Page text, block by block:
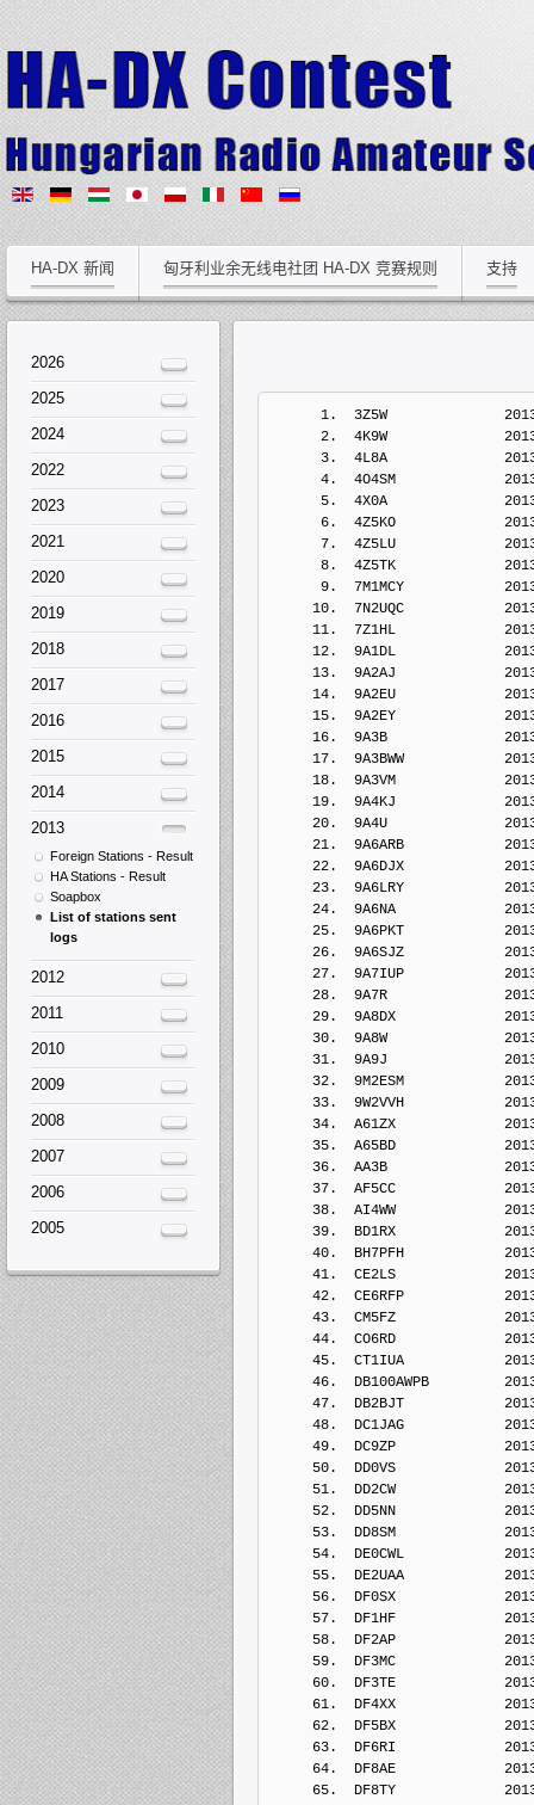
HA-DX 新闻 匈牙利业余无线电社团 HA-DX 竞赛规则 支持
1.  3Z5W
2.  4K9W
3.  4L8A
4.  4O4SM
5.  4X0A
6.  4Z5KO
7.  4Z5LU
8.  4Z5TK
9.  7M1MCY
10.  7N2UQC
11.  7Z1HL
12.  9A1DL
13.  9A2AJ
14.  9A2EU
15.  9A2EY
16.  9A3B
17.  9A3BWW
18.  9A3VM
19.  9A4KJ
20.  9A4U
21.  9A6ARB
22.  9A6DJX
23.  9A6LRY
24.  9A6NA
25.  9A6PKT
26.  9A6SJZ
27.  9A7IUP
28.  9A7R
29.  9A8DX
30.  9A8W
31.  9A9J
32.  9M2ESM
33.  9W2VVH
34.  A61ZX
35.  A65BD
36.  AA3B
37.  AF5CC
38.  AI4WW
39.  BD1RX
40.  BH7PFH
41.  CE2LS
42.  CE6RFP
43.  CM5FZ
44.  CO6RD
45.  CT1IUA
46.  DB100AWPB
47.  DB2BJT
48.  DC1JAG
49.  DC9ZP
50.  DD0VS
51.  DD2CW
52.  DD5NN
53.  DD8SM
54.  DE0CWL
55.  DE2UAA
56.  DF0SX
57.  DF1HF
58.  DF2AP
59.  DF3MC
60.  DF3TE
61.  DF4XX
62.  DF5BX
63.  DF6RI
64.  DF8AE
65.  DF8TY
2026
2025
2024
2022
2023
2021
2020
2019
2018
2017
2016
2015
2014
2013
Foreign Stations - Result
HA Stations - Result
Soapbox
List of stations sent
logs
2012
2011
2010
2009
2008
2007
2006
2005